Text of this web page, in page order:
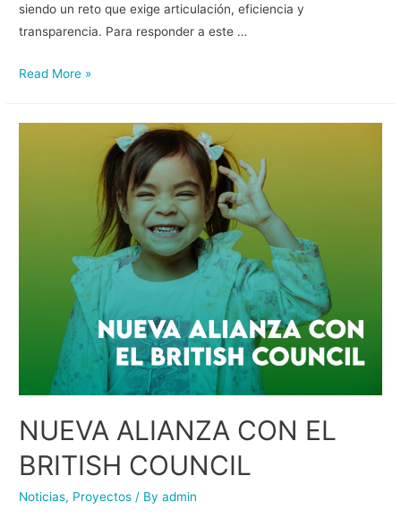
siendo un reto que exige articulación, eficiencia y
transparencia. Para responder a este …
Read More »
NUEVA ALIANZA CON EL
BRITISH COUNCIL
Noticias, Proyectos / Byadmin